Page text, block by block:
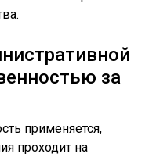
за
применяется,
проходит на